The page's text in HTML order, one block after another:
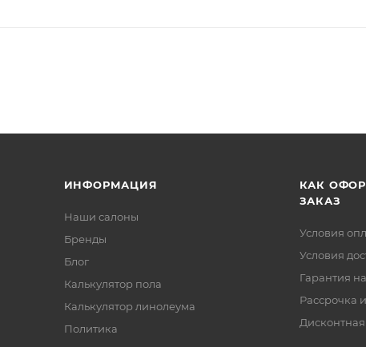
ИНФОРМАЦИЯ
Наши салоны
Бренды
Блог
Калькулятор пола
Калькулятор линолеума
Политика
КАК
ЗАКАЗ
Условия
Условия
Гарантия
Рассрочка